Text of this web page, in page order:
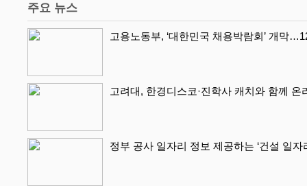
주요 뉴스
고용노동부, ‘대한민국 채용박람회’ 개막
고려대, 한경디스코·진학사 캐치와 함께 온
정부 공사 일자리 정보 제공하는 ‘건설 일자